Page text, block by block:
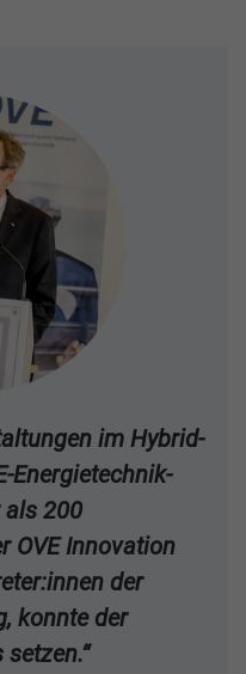
im Hybrid-
Energietechnik-
als 200
OVE Innovation
der
konnte der